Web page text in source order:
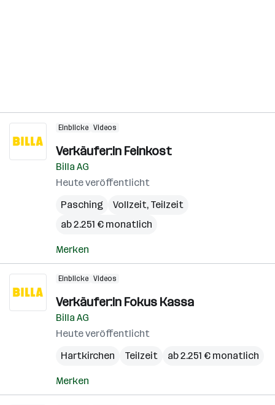
Einblicke Videos
Verkäufer:in Feinkost
Billa AG
Heute veröffentlicht
Pasching
Vollzeit, Teilzeit
ab 2.251 € monatlich
Merken
Einblicke Videos
Verkäufer:in Fokus Kassa
Billa AG
Heute veröffentlicht
Hartkirchen
Teilzeit ab 2.251 € monatlich
Merken